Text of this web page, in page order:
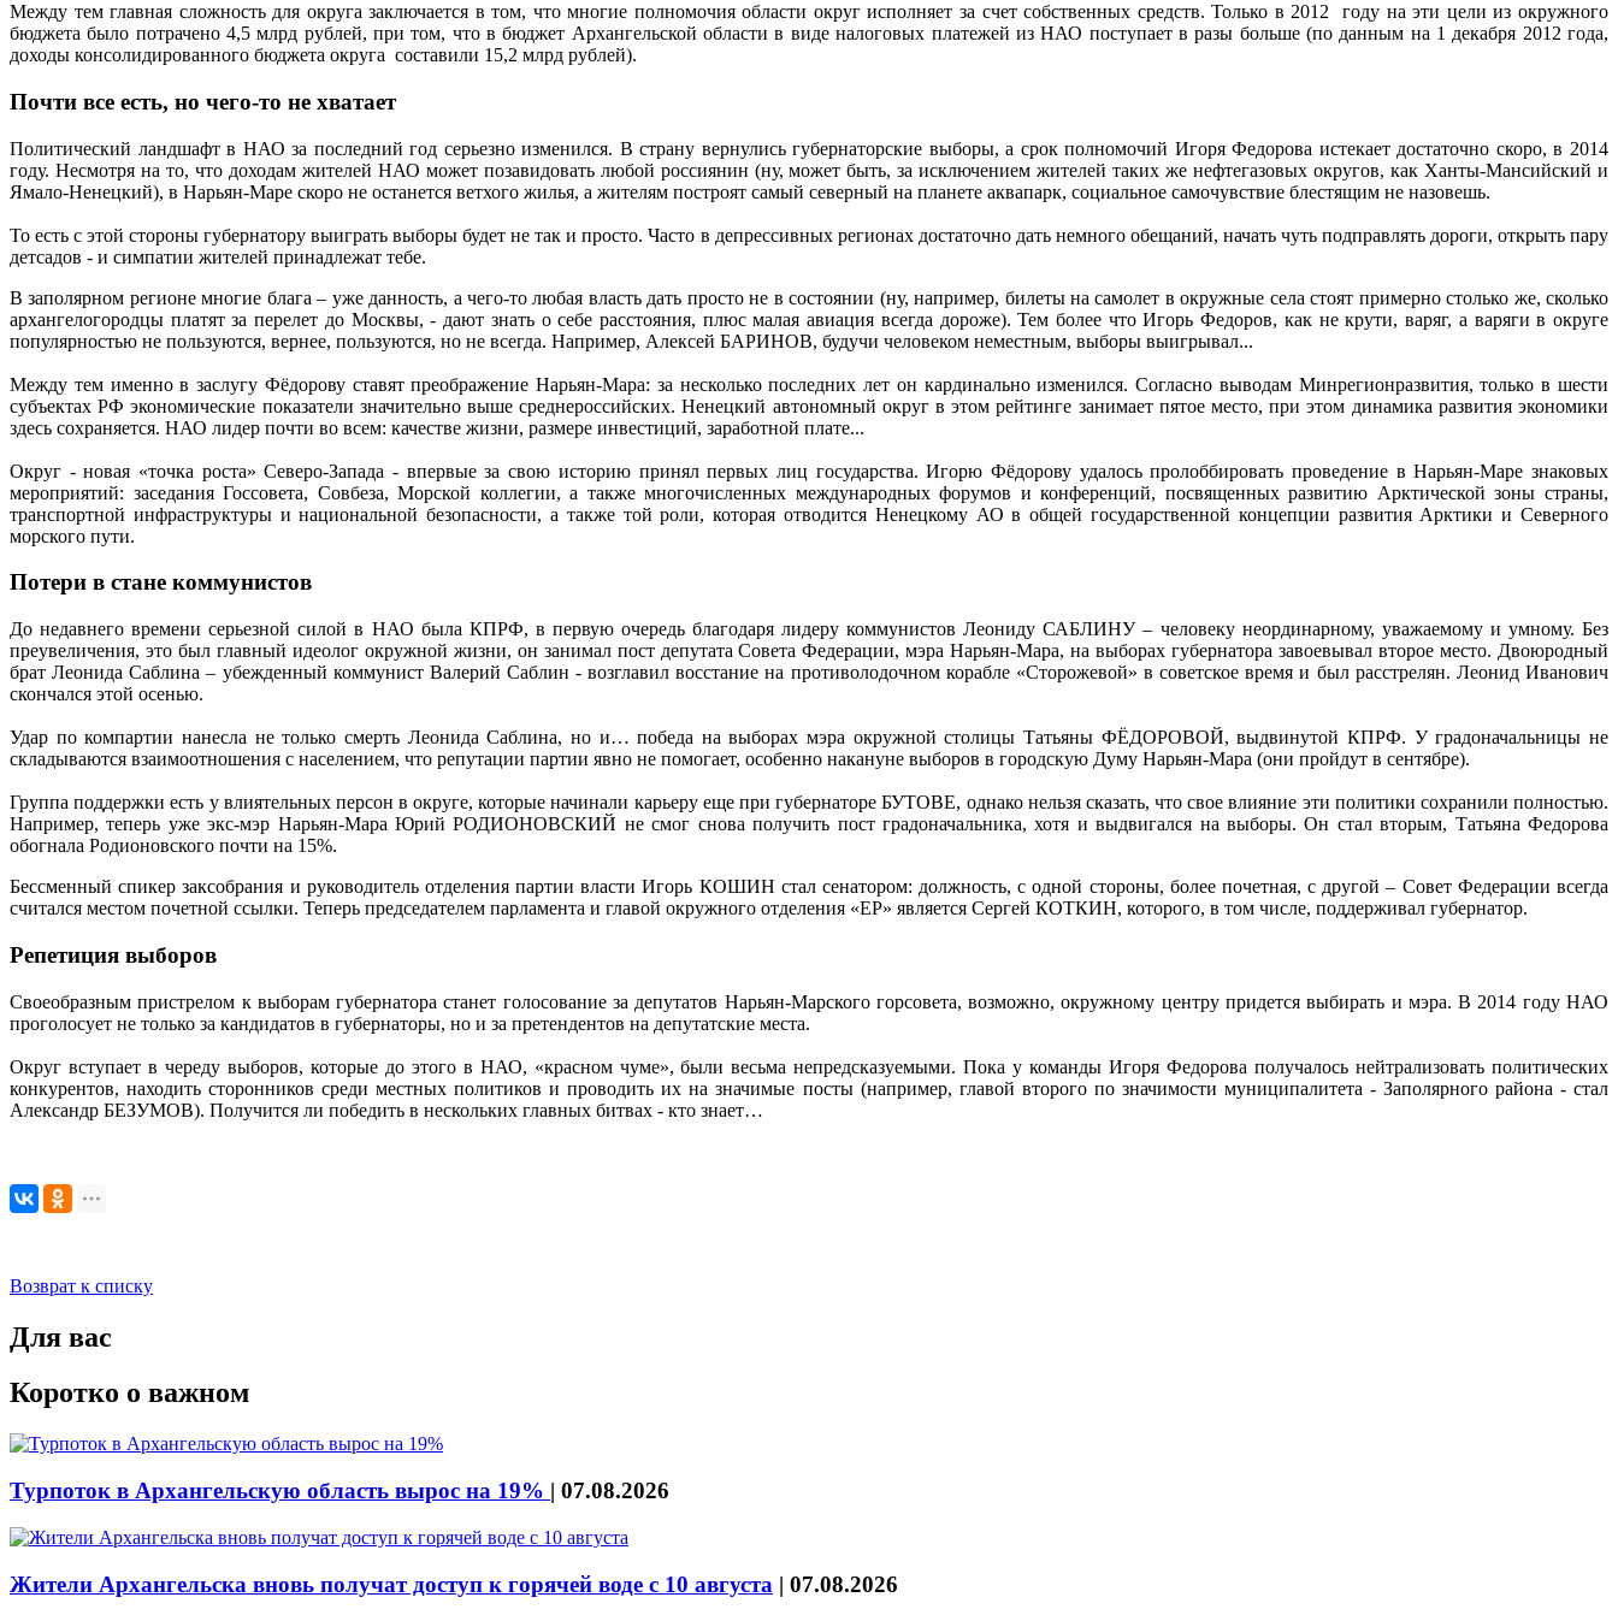
Между тем главная сложность для округа заключается в том, что многие полномочия области округ исполняет за счет собственных средств. Только в 2012 году на эти цели из окружного
бюджета было потрачено 4,5 млрд рублей, при том, что в бюджет Архангельской области в виде налоговых платежей из НАО поступает в разы больше (по данным на 1 декабря 2012 года,
доходы консолидированного бюджета округа составили 15,2 млрд рублей).
Почти все есть, но чего-то не хватает
Политический ландшафт в НАО за последний год серьезно изменился. В страну вернулись губернаторские выборы, а срок полномочий Игоря Федорова истекает достаточно скоро, в 2014
году. Несмотря на то, что доходам жителей НАО может позавидовать любой россиянин (ну, может быть, за исключением жителей таких же нефтегазовых округов, как Ханты-Мансийский и
Ямало-Ненецкий), в Нарьян-Маре скоро не останется ветхого жилья, а жителям построят самый северный на планете аквапарк, социальное самочувствие блестящим не назовешь.
То есть с этой стороны губернатору выиграть выборы будет не так и просто. Часто в депрессивных регионах достаточно дать немного обещаний, начать чуть подправлять дороги, открыть пару
детсадов - и симпатии жителей принадлежат тебе.
В заполярном регионе многие блага – уже данность, а чего-то любая власть дать просто не в состоянии (ну, например, билеты на самолет в окружные села стоят примерно столько же, сколько
архангелогородцы платят за перелет до Москвы, - дают знать о себе расстояния, плюс малая авиация всегда дороже). Тем более что Игорь Федоров, как не крути, варяг, а варяги в округе
популярностью не пользуются, вернее, пользуются, но не всегда. Например, Алексей БАРИНОВ, будучи человеком неместным, выборы выигрывал...
Между тем именно в заслугу Фёдорову ставят преображение Нарьян-Мара: за несколько последних лет он кардинально изменился. Согласно выводам Минрегионразвития, только в шести
субъектах РФ экономические показатели значительно выше среднероссийских. Ненецкий автономный округ в этом рейтинге занимает пятое место, при этом динамика развития экономики
здесь сохраняется. НАО лидер почти во всем: качестве жизни, размере инвестиций, заработной плате...
Округ - новая «точка роста» Северо-Запада - впервые за свою историю принял первых лиц государства. Игорю Фёдорову удалось пролоббировать проведение в Нарьян-Маре знаковых
мероприятий: заседания Госсовета, Совбеза, Морской коллегии, а также многочисленных международных форумов и конференций, посвященных развитию Арктической зоны страны,
транспортной инфраструктуры и национальной безопасности, а также той роли, которая отводится Ненецкому АО в общей государственной концепции развития Арктики и Северного
морского пути.
Потери в стане коммунистов
До недавнего времени серьезной силой в НАО была КПРФ, в первую очередь благодаря лидеру коммунистов Леониду САБЛИНУ – человеку неординарному, уважаемому и умному. Без
преувеличения, это был главный идеолог окружной жизни, он занимал пост депутата Совета Федерации, мэра Нарьян-Мара, на выборах губернатора завоевывал второе место. Двоюродный
брат Леонида Саблина – убежденный коммунист Валерий Саблин - возглавил восстание на противолодочном корабле «Сторожевой» в советское время и был расстрелян. Леонид Иванович
скончался этой осенью.
Удар по компартии нанесла не только смерть Леонида Саблина, но и… победа на выборах мэра окружной столицы Татьяны ФЁДОРОВОЙ, выдвинутой КПРФ. У градоначальницы не
складываются взаимоотношения с населением, что репутации партии явно не помогает, особенно накануне выборов в городскую Думу Нарьян-Мара (они пройдут в сентябре).
Группа поддержки есть у влиятельных персон в округе, которые начинали карьеру еще при губернаторе БУТОВЕ, однако нельзя сказать, что свое влияние эти политики сохранили полностью.
Например, теперь уже экс-мэр Нарьян-Мара Юрий РОДИОНОВСКИЙ не смог снова получить пост градоначальника, хотя и выдвигался на выборы. Он стал вторым, Татьяна Федорова
обогнала Родионовского почти на 15%.
Бессменный спикер заксобрания и руководитель отделения партии власти Игорь КОШИН стал сенатором: должность, с одной стороны, более почетная, с другой – Совет Федерации всегда
считался местом почетной ссылки. Теперь председателем парламента и главой окружного отделения «ЕР» является Сергей КОТКИН, которого, в том числе, поддерживал губернатор.
Репетиция выборов
Своеобразным пристрелом к выборам губернатора станет голосование за депутатов Нарьян-Марского горсовета, возможно, окружному центру придется выбирать и мэра. В 2014 году НАО
проголосует не только за кандидатов в губернаторы, но и за претендентов на депутатские места.
Округ вступает в череду выборов, которые до этого в НАО, «красном чуме», были весьма непредсказуемыми. Пока у команды Игоря Федорова получалось нейтрализовать политических
конкурентов, находить сторонников среди местных политиков и проводить их на значимые посты (например, главой второго по значимости муниципалитета - Заполярного района - стал
Александр БЕЗУМОВ). Получится ли победить в нескольких главных битвах - кто знает…
Возврат к списку
Для вас
Коротко о важном
Турпоток в Архангельскую область вырос на 19% | 07.08.2026
Жители Архангельска вновь получат доступ к горячей воде с 10 августа | 07.08.2026